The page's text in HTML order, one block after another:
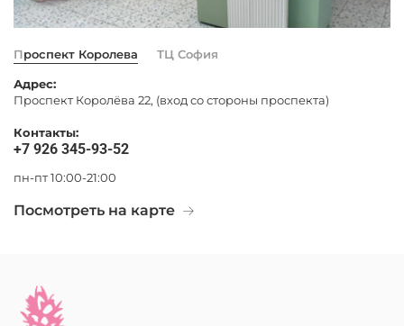
Проспект Королева ТЦ София
Адрес:
Проспект Королёва 22, (вход со стороны проспекта)
Контакты:
+7 926 345-93-52
пн-пт 10:00-21:00
Посмотреть на карте